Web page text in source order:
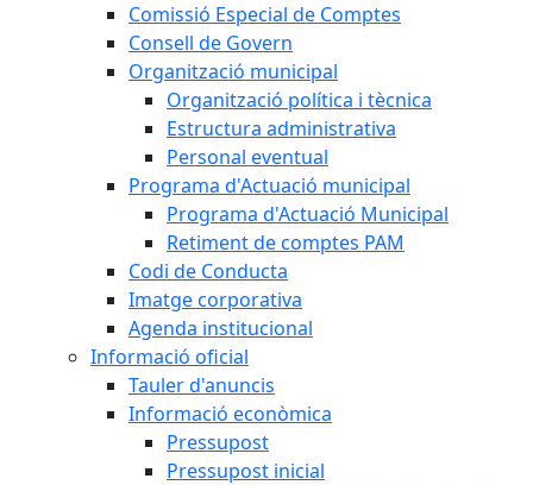
Comissió Especial de Comptes
Consell de Govern
Organització municipal
Organització política i tècnica
Estructura administrativa
Personal eventual
Programa d'Actuació municipal
Programa d'Actuació Municipal
Retiment de comptes PAM
Codi de Conducta
Imatge corporativa
Agenda institucional
Informació oficial
Tauler d'anuncis
Informació econòmica
Pressupost
Pressupost inicial